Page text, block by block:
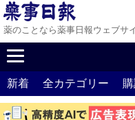
薬のことなら薬事日報ウェブサ
新着 全カテゴリー